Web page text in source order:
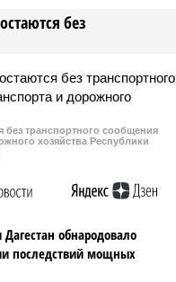
без
без транспортного сообщения
хозяйства Республики
обнародовало
последствий мощных